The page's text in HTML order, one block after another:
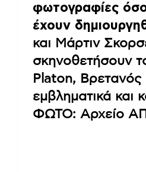
φωτογραφίες όσο
έχουν
και Μάρτιν
σκηνοθετήσουν
Platon,
εμβληματικά και
ΦΩΤΟ: Αρχείο